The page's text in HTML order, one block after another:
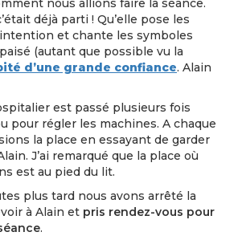
nous allions faire la séance.
déjà parti ! Qu’elle pose les
et chante les symboles
(autant que possible vu la
d’une grande confiance. Alain
est passé plusieurs fois
pour régler les machines. A chaque
la place en essayant de garder
J’ai remarqué que la place où
est au pied du lit.
plus tard nous avons arrêté la
à Alain et pris rendez-vous pour
.